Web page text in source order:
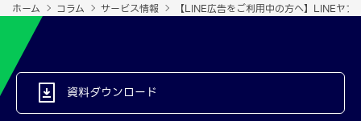
ホーム コラム サービス情報 【LINE広告をご利用中の方へ】LINEヤ
資料ダウンロード